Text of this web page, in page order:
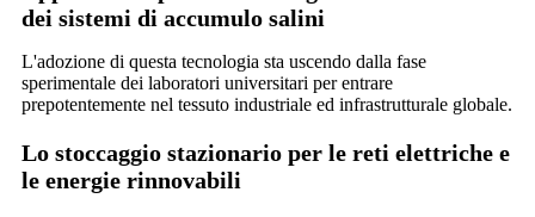
dei sistemi di accumulo salini
L'adozione di questa tecnologia sta uscendo dalla fase
sperimentale dei laboratori universitari per entrare
prepotentemente nel tessuto industriale ed infrastrutturale globale.
Lo stoccaggio stazionario per le reti elettriche e
le energie rinnovabili